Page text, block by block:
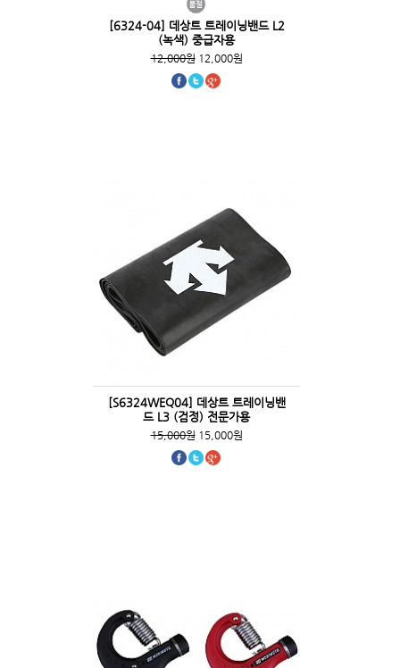
[6324-04] 데상트 트레이닝밴드 L2
(녹색) 중급자용
12,000원12,000원
[S6324WEQ04] 데상트 트레이닝밴
드 L3 (검정) 전문가용
15,000원15,000원